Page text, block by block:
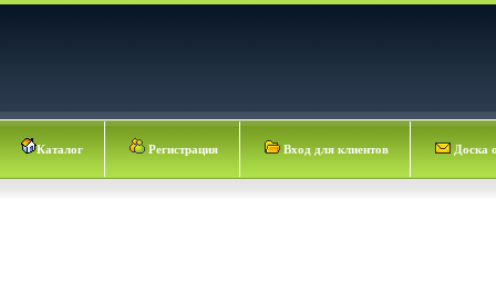
Каталог Регистрация Вход для клиентов Доска